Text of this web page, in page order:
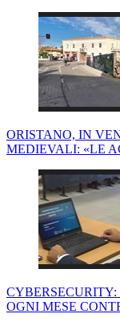
ORISTANO, IN
MEDIEVALI: «LE
OGNI MESE